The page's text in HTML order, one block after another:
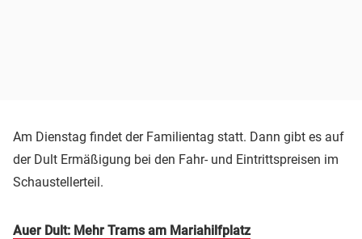
Am Dienstag findet der Familientag statt. Dann gibt es auf
der Dult Ermäßigung bei den Fahr- und Eintrittspreisen im
Schaustellerteil.
Auer Dult: Mehr Trams am Mariahilfplatz